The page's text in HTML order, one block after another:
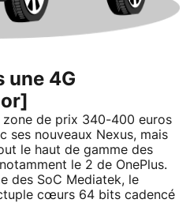
une 4G
zone de prix 340-400 euros
ses nouveaux Nexus, mais
le haut de gamme des
le 2 de OnePlus.
des SoC Mediatek, le
cœurs 64 bits cadencé